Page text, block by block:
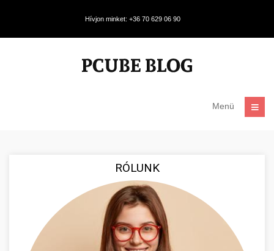
Hívjon minket: +36 70 629 06 90
Menü
RÓLUNK